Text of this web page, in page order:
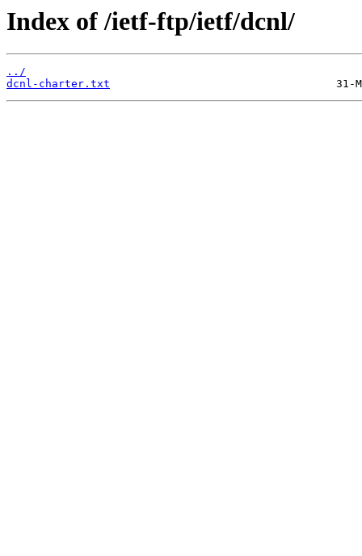
Index of /ietf-ftp/ietf/dcnl/
../
dcnl-charter.txt